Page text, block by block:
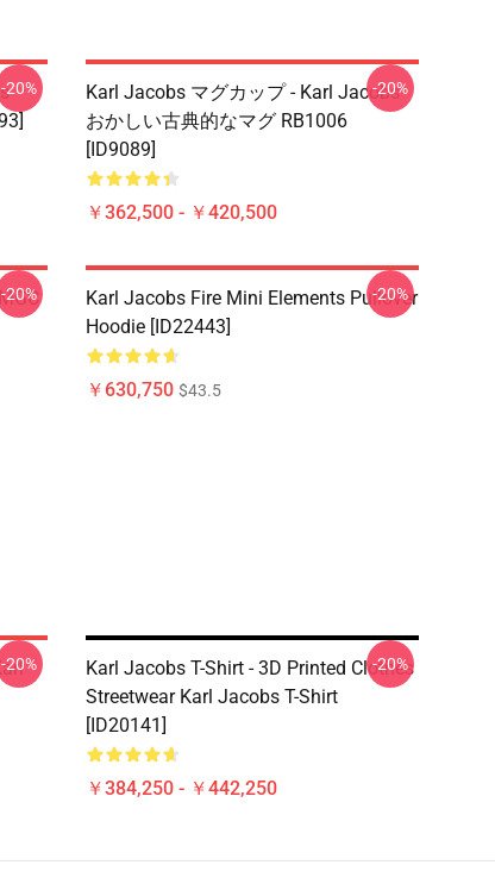
-20%
Karl Jacobs マグカップ - Karl Jacobs
おかしい古典的なマグ RB1006
[ID9089]
￥362,500 - ￥420,500
-20%
-20%
Karl Jacobs Fire Mini Elements Pullover
Hoodie [ID22443]
￥630,750 $43.5
-20%
-20%
Karl Jacobs T-Shirt - 3D Printed Clothes
Streetwear Karl Jacobs T-Shirt
[ID20141]
￥384,250 - ￥442,250
-20%